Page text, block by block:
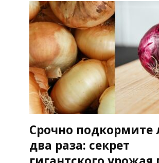
Срочно подкормите
два раза: секрет